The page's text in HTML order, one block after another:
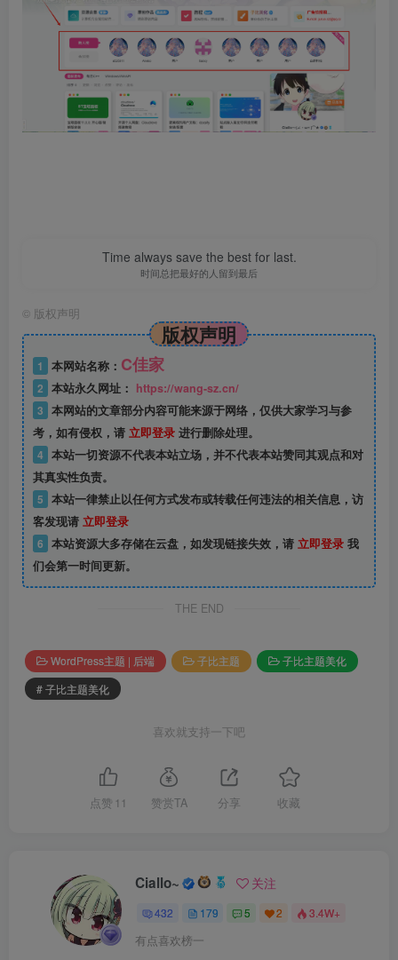
Time always save the best for last.
时间总把最好的人留到最后
© 版权声明
版权声明
1 本网站名称： C佳家
2 本站永久网址： https://wang-sz.cn/
3 本网站的文章部分内容可能来源于网络，仅供大家学习与参
考，如有侵权，请 立即登录 进行删除处理。
4 本站一切资源不代表本站立场，并不代表本站赞同其观点和对
其真实性负责。
5 本站一律禁止以任何方式发布或转载任何违法的相关信息，访
客发现请 立即登录
6 本站资源大多存储在云盘，如发现链接失效，请 立即登录 我
们会第一时间更新。
THE END
WordPress主题 | 后端 子比主题
子比主题美化
# 子比主题美化
喜欢就支持一下吧
点赞 11 赞赏TA 分享 收藏
Ciallo~ 关注
432 179 5 2 3.4W+
有点喜欢榜一